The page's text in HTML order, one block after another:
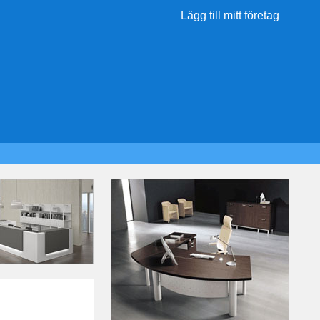
Lägg till mitt företag